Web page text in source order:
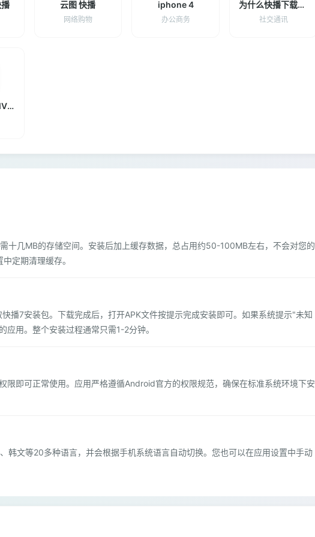
云图 快播
网络购物
iphone 4
办公商务
为什么快播下载不了
社交通讯
国产MV在线MV免费观看
十几MB的存储空间。安装后加上缓存数据，总占用约50-100MB左右，不会对您的
定期清理缓存。
播7安装包。下载完成后，打开APK文件按提示完成安装即可。如果系统提示"未知
用。整个安装过程通常只需1-2分钟。
限即可正常使用。应用严格遵循Android官方的权限规范，确保在标准系统环境下安
韩文等20多种语言，并会根据手机系统语言自动切换。您也可以在应用设置中手动